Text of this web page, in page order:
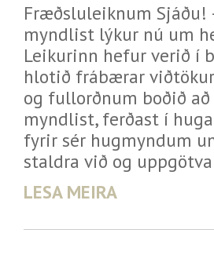
Fræðsluleiknum Sjáðu!
myndlist lýkur nú um
Leikurinn hefur verið í
hlotið frábærar
og fullorðnum boðið
myndlist, ferðast í
fyrir sér hugmyndum
staldra við og
LESA MEIRA